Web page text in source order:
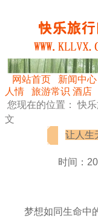
网站首页 新闻中心
人情
旅游常识 酒店
您现在的位置：快乐
文
让人生
时间：
梦想如同生命中的